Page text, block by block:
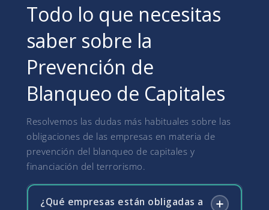
Todo lo que necesitas
saber sobre la
Prevención de
Blanqueo de Capitales
Resolvemos las dudas más habituales sobre las
obligaciones de las empresas en materia de
prevención del blanqueo de capitales y
financiación del terrorismo.
¿Qué empresas están obligadas a